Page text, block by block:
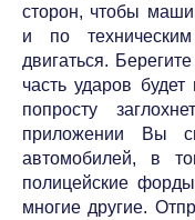
сторон, чтобы
и по
двигаться.
часть ударов
попросту
приложении Вы
автомобилей, в
полицейские
многие другие.